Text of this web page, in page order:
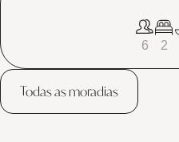
6 2
Todas as moradias